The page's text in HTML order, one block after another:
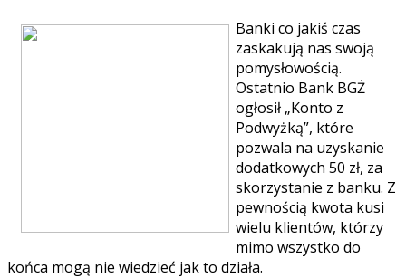
Banki co jakiś czas
zaskakują nas swoją
pomysłowością.
Ostatnio Bank BGŻ
ogłosił „Konto z
Podwyżką”, które
pozwala na uzyskanie
dodatkowych 50 zł, za
skorzystanie z banku. Z
pewnością kwota kusi
wielu klientów, którzy
mimo wszystko do
końca mogą nie wiedzieć jak to działa.